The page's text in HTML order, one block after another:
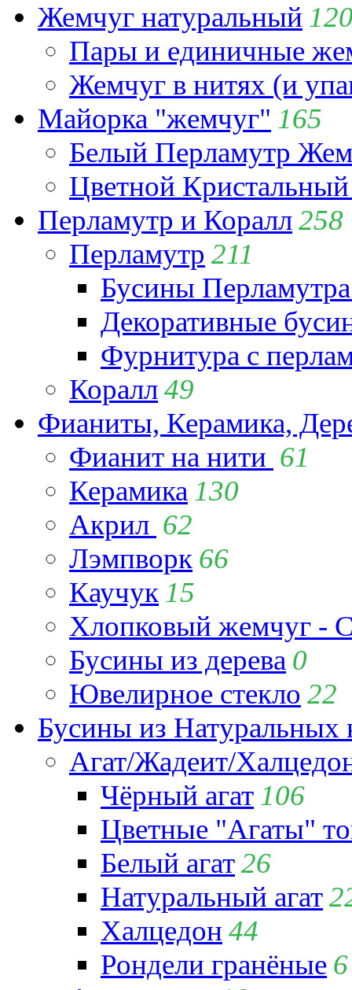
Жемчуг натуральный
Пары и единичные
Жемчуг в нитях (и
Майорка "жемчуг" 165
Белый Перламутр
Цветной
Перламутр и Коралл258
Перламутр 211
Бусины
Декоративные
Фурнитура с
Коралл49
Фианиты, Керамика,
Фианит на нити 61
Керамика 130
Акрил 62
Лэмпворк 66
Каучук 15
Хлопковый жемчуг -
Бусины из дерева 0
Ювелирное стекло 22
Бусины из Натуральных
Агат/Жадеит/
Чёрный агат 106
Цветные "Агаты"
Белый агат26
Натуральный агат
Халцедон 44
Рондели гранёные 6